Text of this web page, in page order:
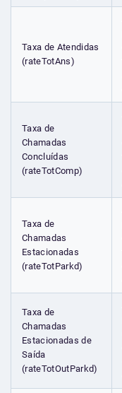
Taxa de Atendidas
(rateTotAns)
Taxa de
Chamadas
Concluídas
(rateTotComp)
Taxa de
Chamadas
Estacionadas
(rateTotParkd)
Taxa de
Chamadas
Estacionadas de
Saída
(rateTotOutParkd)